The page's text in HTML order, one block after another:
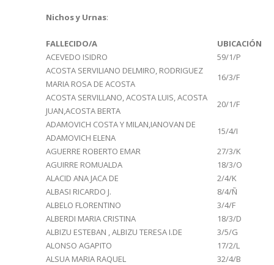
Nichos y Urnas:
FALLECIDO/A
UBICACIÓN
ACEVEDO ISIDRO
59/1/P
ACOSTA SERVILIANO DELMIRO, RODRIGUEZ
MARIA ROSA DE ACOSTA
16/3/F
ACOSTA SERVILLANO, ACOSTA LUIS, ACOSTA
JUAN,ACOSTA BERTA
20/1/F
ADAMOVICH COSTA Y MILAN,IANOVAN DE
ADAMOVICH ELENA
15/4/I
AGUERRE ROBERTO EMAR
27/3/K
AGUIRRE ROMUALDA
18/3/O
ALACID ANA JACA DE
2/4/K
ALBASI RICARDO J.
8/4/Ñ
ALBELO FLORENTINO
3/4/F
ALBERDI MARIA CRISTINA
18/3/D
ALBIZU ESTEBAN , ALBIZU TERESA I.DE
3/5/G
ALONSO AGAPITO
17/2/L
ALSUA MARIA RAQUEL
32/4/B